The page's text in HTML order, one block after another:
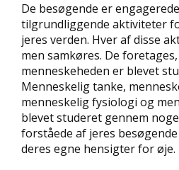
De besøgende er
tilgrundliggende aktiviteter
jeres verden. Hver af disse
men samkøres. De
menneskeheden er blevet
Menneskelig tanke,
menneskelig fysiologi og
blevet studeret gennem
forståede af jeres
deres egne hensigter for øje.